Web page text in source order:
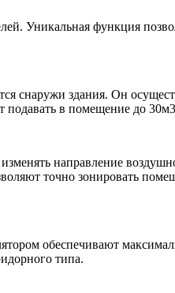
Уникальная функция
здания. Он
подавать в помещение до
направление
точно зонировать
обеспечивают
типа.